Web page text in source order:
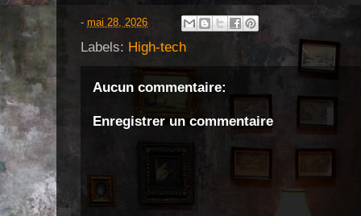
- mai 28, 2026
Labels: High-tech
Aucun commentaire:
Enregistrer un commentaire